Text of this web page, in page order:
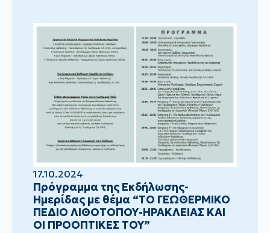
17.10.2024
Πρόγραμμα της Εκδήλωσης-
Ημερίδας με θέμα “ΤΟ ΓΕΩΘΕΡΜΙΚΟ
ΠΕΔΙΟ ΛΙΘΟΤΟΠΟΥ-ΗΡΑΚΛΕΙΑΣ ΚΑΙ
ΟΙ ΠΡΟΟΠΤΙΚΕΣ ΤΟΥ”